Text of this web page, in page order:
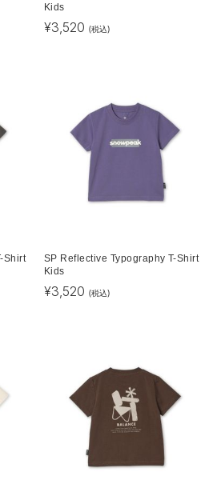
Kids
¥3,520 (税込)
Shirt
SP Reflective Typography T-Shirt
Kids
¥3,520 (税込)